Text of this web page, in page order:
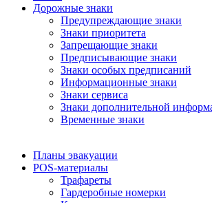
Дорожные знаки
Предупреждающие знаки
Знаки приоритета
Запрещающие знаки
Предписывающие знаки
Знаки особых предписаний
Информационные знаки
Знаки сервиса
Знаки дополнительной
Временные знаки
Планы эвакуации
POS-материалы
Трафареты
Гардеробные номерки